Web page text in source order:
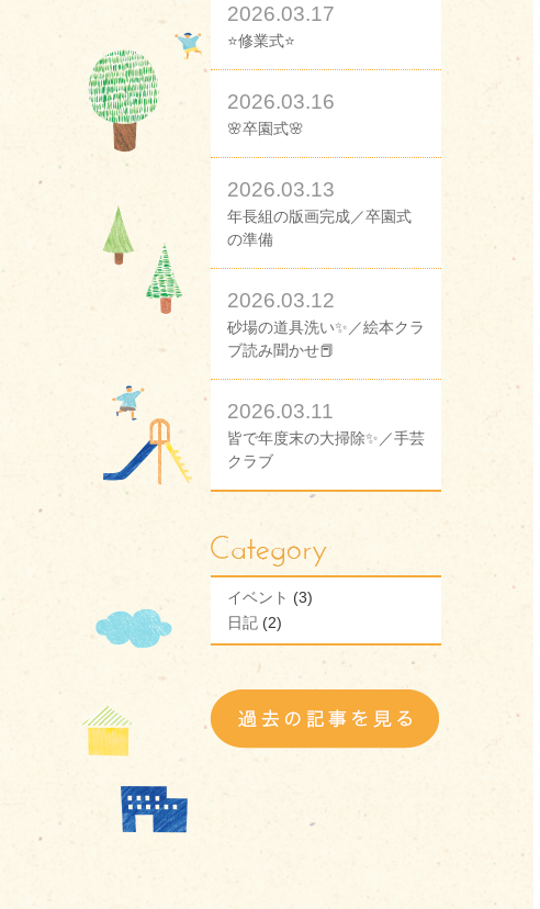
2026.03.17
⭐修業式⭐
2026.03.16
🌸卒園式🌸
2026.03.13
年長組の版画完成／卒園式
の準備
2026.03.12
砂場の道具洗い✨／絵本クラ
ブ読み聞かせ📕
2026.03.11
皆で年度末の大掃除✨／手芸
クラブ
イベント (3)
日記 (2)